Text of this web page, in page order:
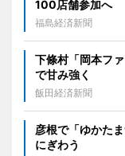
100店舗参加へ
福島経済新聞
下條村「岡本フ
で甘み強く
飯田経済新聞
彦根で「ゆかた
にぎわう